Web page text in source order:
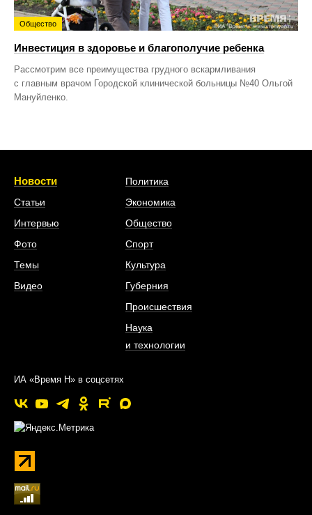
Общество
Инвестиция в здоровье и благополучие ребенка
Рассмотрим все преимущества грудного вскармливания
с главным врачом Городской клинической больницы №40 Ольгой
Мануйленко.
Новости
Статьи
Интервью
Фото
Темы
Видео
Политика
Экономика
Общество
Спорт
Культура
Губерния
Происшествия
Наука
и технологии
ИА «Время Н» в соцсетях